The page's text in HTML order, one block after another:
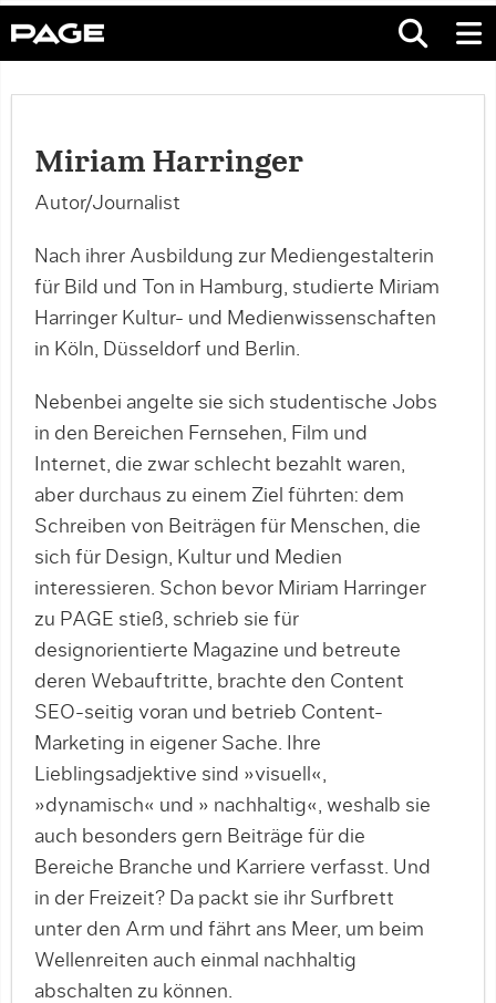
Miriam Harringer
Autor/Journalist
Nach ihrer Ausbildung zur Mediengestalterin
für Bild und Ton in Hamburg, studierte Miriam
Harringer Kultur- und Medienwissenschaften
in Köln, Düsseldorf und Berlin.
Nebenbei angelte sie sich studentische Jobs
in den Bereichen Fernsehen, Film und
Internet, die zwar schlecht bezahlt waren,
aber durchaus zu einem Ziel führten: dem
Schreiben von Beiträgen für Menschen, die
sich für Design, Kultur und Medien
interessieren. Schon bevor Miriam Harringer
zu PAGE stieß, schrieb sie für
designorientierte Magazine und betreute
deren Webauftritte, brachte den Content
SEO-seitig voran und betrieb Content-
Marketing in eigener Sache. Ihre
Lieblingsadjektive sind »visuell«,
»dynamisch« und » nachhaltig«, weshalb sie
auch besonders gern Beiträge für die
Bereiche Branche und Karriere verfasst. Und
in der Freizeit? Da packt sie ihr Surfbrett
unter den Arm und fährt ans Meer, um beim
Wellenreiten auch einmal nachhaltig
abschalten zu können.